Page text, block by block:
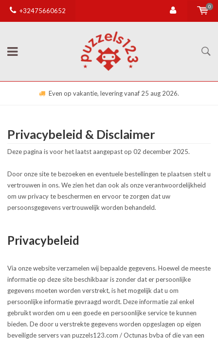
+32475660652
0
Even op vakantie, levering vanaf 25 aug 2026.
Privacybeleid & Disclaimer
Deze pagina is voor het laatst aangepast op 02 december 2025.
Door onze site te bezoeken en eventuele bestellingen te plaatsen stelt u
vertrouwen in ons. We zien het dan ook als onze verantwoordelijkheid
om uw privacy te beschermen en ervoor te zorgen dat uw
persoonsgegevens vertrouwelijk worden behandeld.
Privacybeleid
Via onze website verzamelen wij bepaalde gegevens. Hoewel de meeste
informatie op deze site beschikbaar is zonder dat er persoonlijke
gegevens moeten worden verstrekt, is het mogelijk dat u om
persoonlijke informatie gevraagd wordt. Deze informatie zal enkel
gebruikt worden om u een goede en persoonlijke service te kunnen
bieden. De door u verstrekte gegevens worden opgeslagen op eigen
beveiligde servers van puzzels123.com / Octunas bvba of die van een